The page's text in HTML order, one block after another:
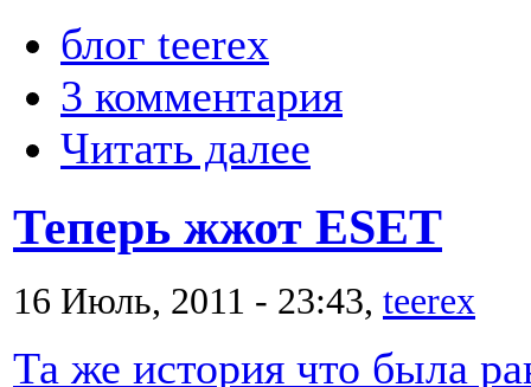
блог teerex
3 комментария
Читать далее
Теперь жжот ESET
16 Июль, 2011 - 23:43, teerex
Та же история что была